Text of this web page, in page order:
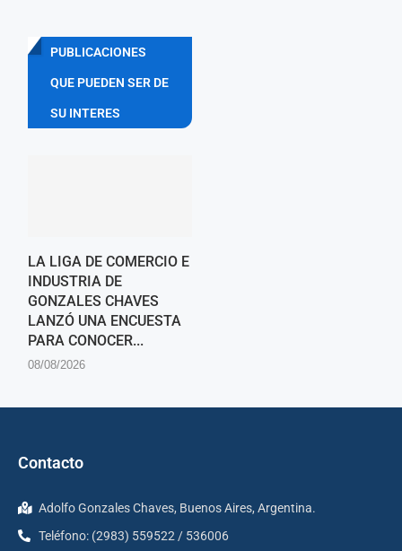
PUBLICACIONES
QUE PUEDEN SER DE
SU INTERES
LA LIGA DE COMERCIO E
INDUSTRIA DE
GONZALES CHAVES
LANZÓ UNA ENCUESTA
PARA CONOCER...
08/08/2026
Contacto
Adolfo Gonzales Chaves, Buenos Aires, Argentina.
Teléfono: (2983) 559522 / 536006